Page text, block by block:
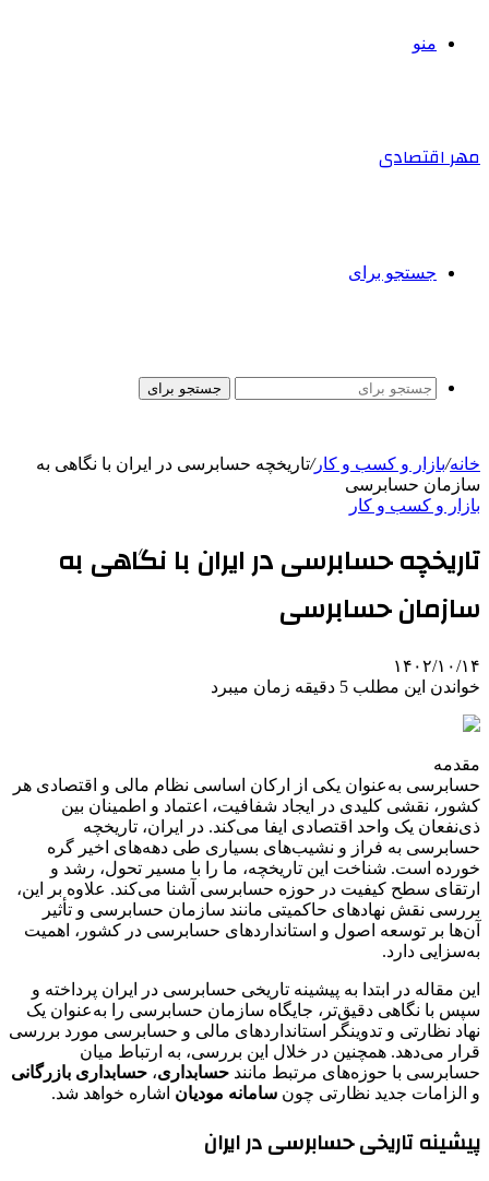
منو
مهر اقتصادی
جستجو برای
جستجو برای
خانه/بازار و کسب و کار/تاریخچه حسابرسی در ایران با نگاهی به
سازمان حسابرسی
بازار و کسب و کار
تاریخچه حسابرسی در ایران با نگاهی به
سازمان حسابرسی
۱۴۰۲/۱۰/۱۴
خواندن این مطلب 5 دقیقه زمان میبرد
مقدمه
حسابرسی به‌عنوان یکی از ارکان اساسی نظام مالی و اقتصادی هر
کشور، نقشی کلیدی در ایجاد شفافیت، اعتماد و اطمینان بین
ذی‌نفعان یک واحد اقتصادی ایفا می‌کند. در ایران، تاریخچه
حسابرسی به فراز و نشیب‌های بسیاری طی دهه‌های اخیر گره
خورده است. شناخت این تاریخچه، ما را با مسیر تحول، رشد و
ارتقای سطح کیفیت در حوزه حسابرسی آشنا می‌کند. علاوه بر این،
بررسی نقش نهادهای حاکمیتی مانند سازمان حسابرسی و تأثیر
آن‌ها بر توسعه اصول و استانداردهای حسابرسی در کشور، اهمیت
به‌سزایی دارد.
این مقاله در ابتدا به پیشینه تاریخی حسابرسی در ایران پرداخته و
سپس با نگاهی دقیق‌تر، جایگاه سازمان حسابرسی را به‌عنوان یک
نهاد نظارتی و تدوینگر استانداردهای مالی و حسابرسی مورد بررسی
قرار می‌دهد. همچنین در خلال این بررسی، به ارتباط میان
حسابرسی با حوزه‌های مرتبط مانند حسابداری، حسابداری بازرگانی
و الزامات جدید نظارتی چون سامانه مودیان اشاره خواهد شد.
پیشینه تاریخی حسابرسی در ایران